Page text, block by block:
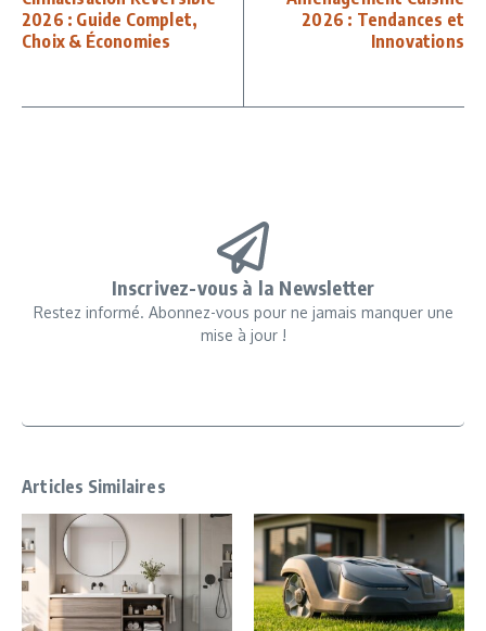
2026 : Guide Complet,
Choix & Économies
2026 : Tendances et
Innovations
Inscrivez-vous à la Newsletter
Restez informé. Abonnez-vous pour ne jamais manquer une
mise à jour !
Articles Similaires